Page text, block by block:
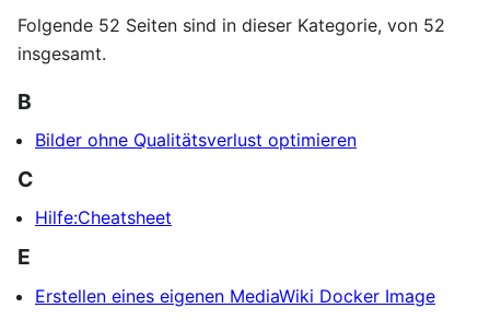
Folgende 52 Seiten sind in dieser Kategorie, von 52
insgesamt.
B
Bilder ohne Qualitätsverlust optimieren
C
Hilfe:Cheatsheet
E
Erstellen eines eigenen MediaWiki Docker Image